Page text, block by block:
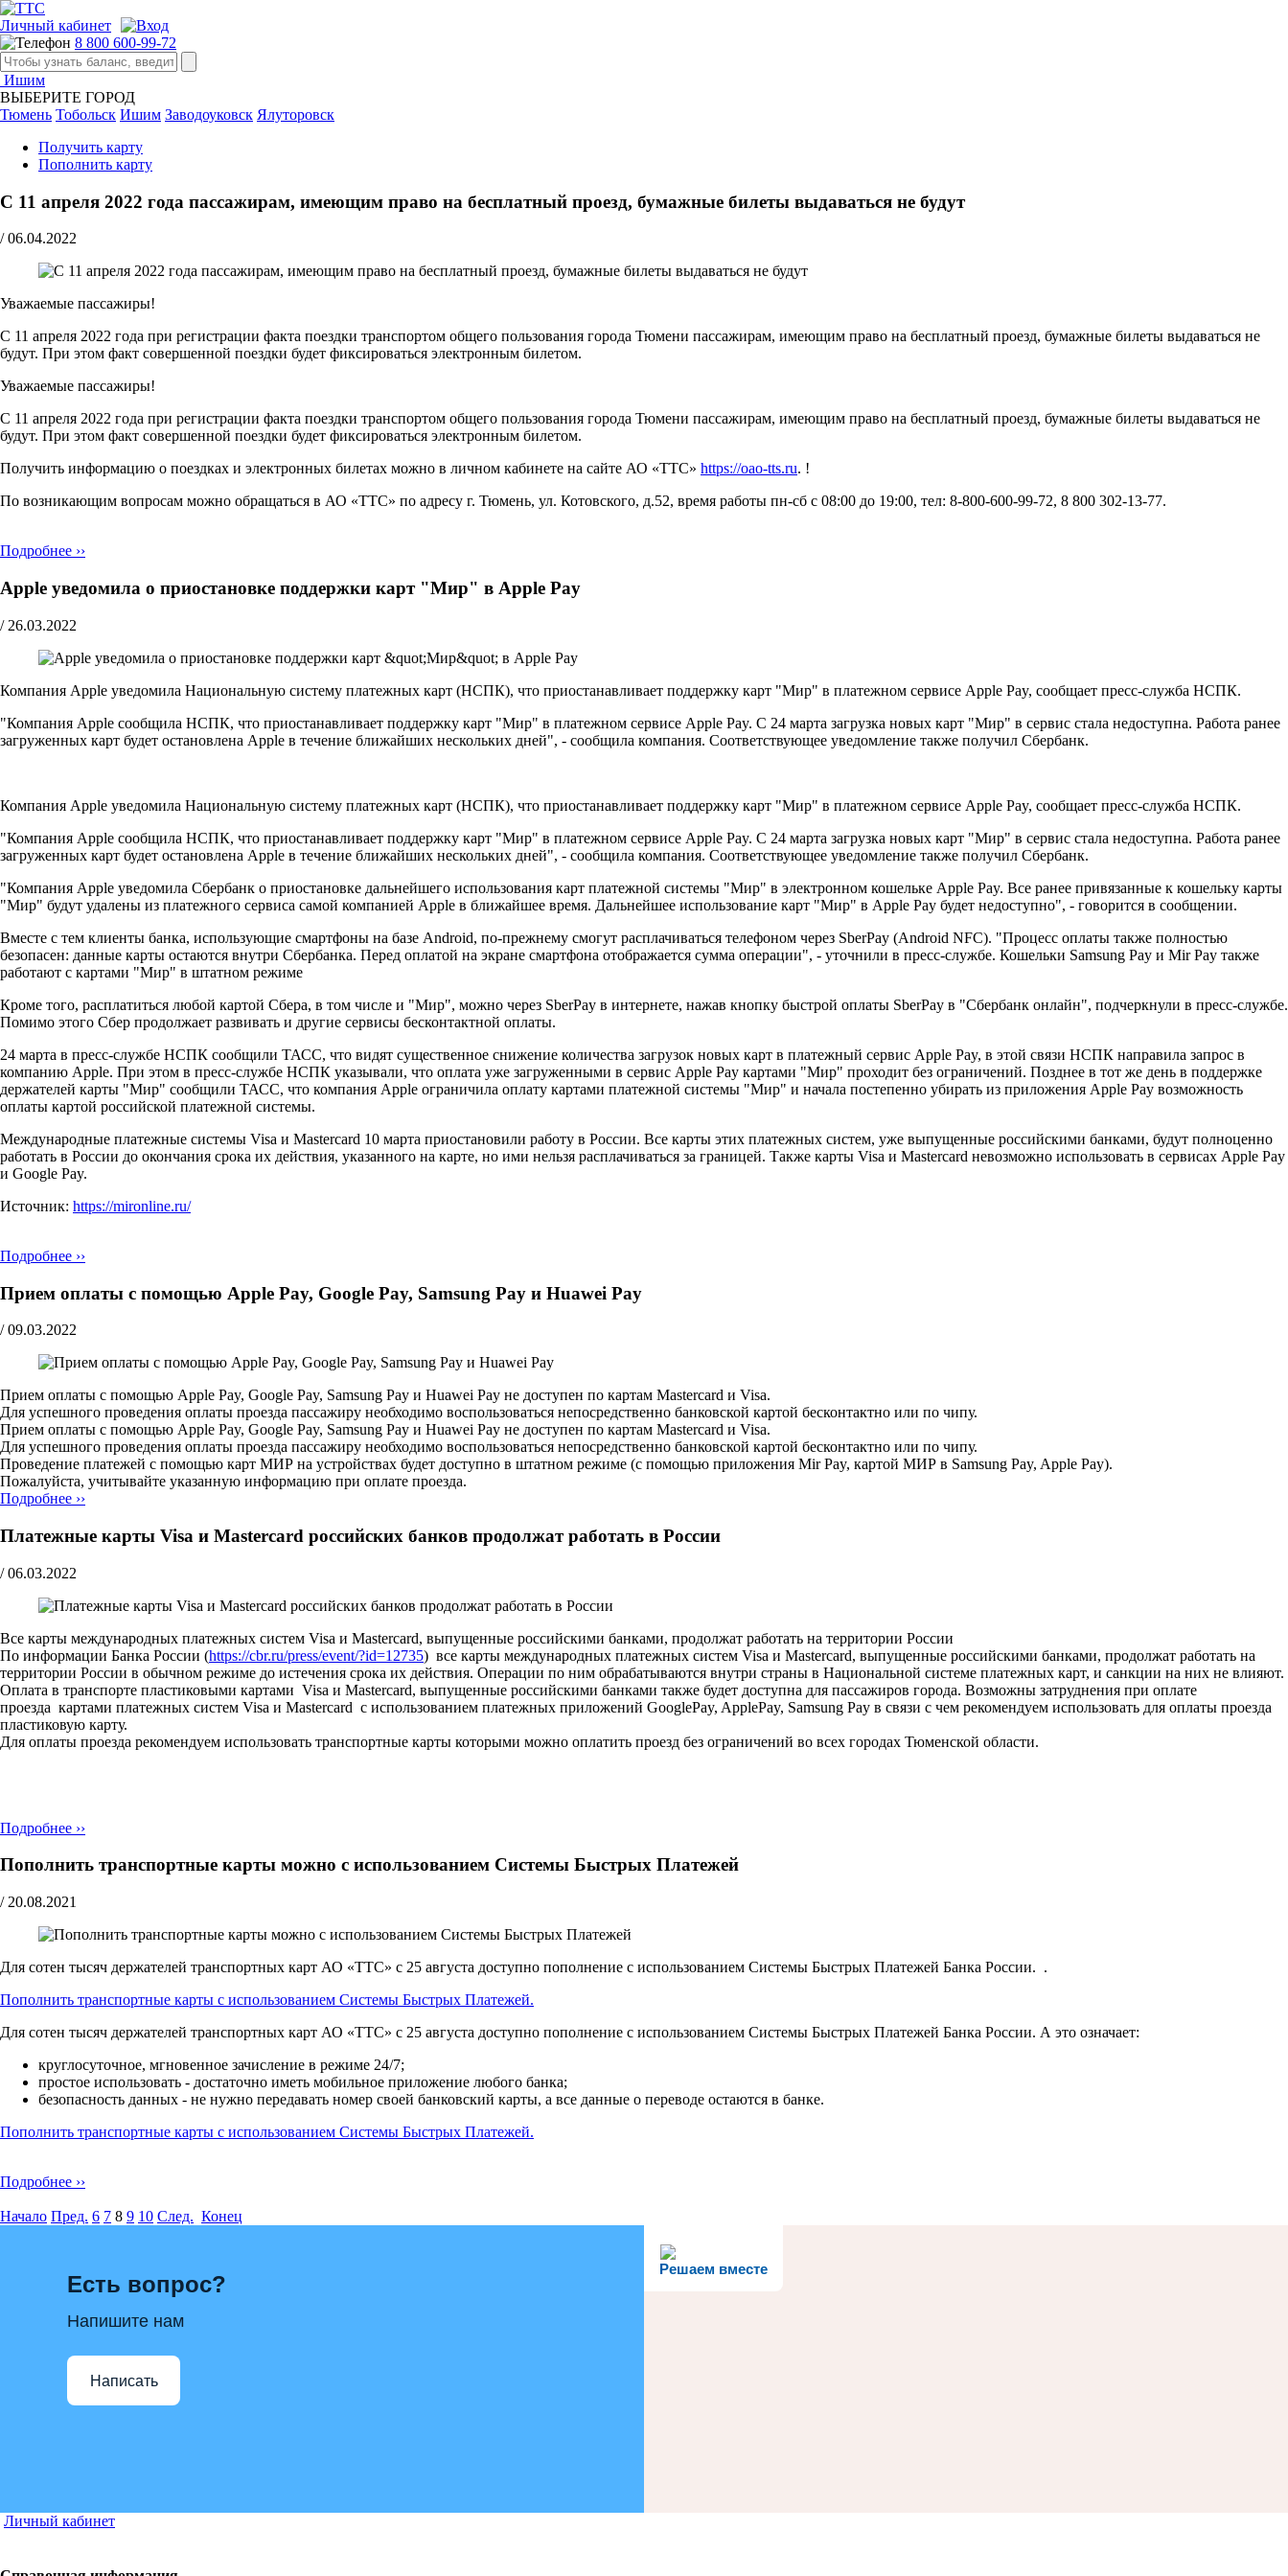
Личный кабинет
8 800 600-99-72
Ишим
ВЫБЕРИТЕ ГОРОД
Тюмень Тобольск Ишим Заводоуковск Ялуторовск
Получить карту
Пополнить карту
С 11 апреля 2022 года пассажирам, имеющим право на бесплатный проезд, бумажные билеты выдаваться не будут
/ 06.04.2022
Уважаемые пассажиры!
С 11 апреля 2022 года при регистрации факта поездки транспортом общего пользования города Тюмени пассажирам, имеющим право на бесплатный проезд, бумажные билеты выдаваться не
будут. При этом факт совершенной поездки будет фиксироваться электронным билетом.
Уважаемые пассажиры!
С 11 апреля 2022 года при регистрации факта поездки транспортом общего пользования города Тюмени пассажирам, имеющим право на бесплатный проезд, бумажные билеты выдаваться не
будут. При этом факт совершенной поездки будет фиксироваться электронным билетом.
Получить информацию о поездках и электронных билетах можно в личном кабинете на сайте АО «ТТС» https://oao-tts.ru. !
По возникающим вопросам можно обращаться в АО «ТТС» по адресу г. Тюмень, ул. Котовского, д.52, время работы пн-сб с 08:00 до 19:00, тел: 8-800-600-99-72, 8 800 302-13-77.
Подробнее ››
Apple уведомила о приостановке поддержки карт "Мир" в Apple Pay
/ 26.03.2022
Компания Apple уведомила Национальную систему платежных карт (НСПК), что приостанавливает поддержку карт "Мир" в платежном сервисе Apple Pay, сообщает пресс-служба НСПК.
"Компания Apple сообщила НСПК, что приостанавливает поддержку карт "Мир" в платежном сервисе Apple Pay. С 24 марта загрузка новых карт "Мир" в сервис стала недоступна. Работа ранее
загруженных карт будет остановлена Apple в течение ближайших нескольких дней", - сообщила компания. Соответствующее уведомление также получил Сбербанк.
Компания Apple уведомила Национальную систему платежных карт (НСПК), что приостанавливает поддержку карт "Мир" в платежном сервисе Apple Pay, сообщает пресс-служба НСПК.
"Компания Apple сообщила НСПК, что приостанавливает поддержку карт "Мир" в платежном сервисе Apple Pay. С 24 марта загрузка новых карт "Мир" в сервис стала недоступна. Работа ранее
загруженных карт будет остановлена Apple в течение ближайших нескольких дней", - сообщила компания. Соответствующее уведомление также получил Сбербанк.
"Компания Apple уведомила Сбербанк о приостановке дальнейшего использования карт платежной системы "Мир" в электронном кошельке Apple Pay. Все ранее привязанные к кошельку карты
"Мир" будут удалены из платежного сервиса самой компанией Apple в ближайшее время. Дальнейшее использование карт "Мир" в Apple Pay будет недоступно", - говорится в сообщении.
Вместе с тем клиенты банка, использующие смартфоны на базе Android, по-прежнему смогут расплачиваться телефоном через SberPay (Android NFC). "Процесс оплаты также полностью
безопасен: данные карты остаются внутри Сбербанка. Перед оплатой на экране смартфона отображается сумма операции", - уточнили в пресс-службе. Кошельки Samsung Pay и Mir Pay также
работают с картами "Мир" в штатном режиме
Кроме того, расплатиться любой картой Сбера, в том числе и "Мир", можно через SberPay в интернете, нажав кнопку быстрой оплаты SberPay в "Сбербанк онлайн", подчеркнули в пресс-службе.
Помимо этого Сбер продолжает развивать и другие сервисы бесконтактной оплаты.
24 марта в пресс-службе НСПК сообщили ТАСС, что видят существенное снижение количества загрузок новых карт в платежный сервис Apple Pay, в этой связи НСПК направила запрос в
компанию Apple. При этом в пресс-службе НСПК указывали, что оплата уже загруженными в сервис Apple Pay картами "Мир" проходит без ограничений. Позднее в тот же день в поддержке
держателей карты "Мир" сообщили ТАСС, что компания Apple ограничила оплату картами платежной системы "Мир" и начала постепенно убирать из приложения Apple Pay возможность
оплаты картой российской платежной системы.
Международные платежные системы Visa и Mastercard 10 марта приостановили работу в России. Все карты этих платежных систем, уже выпущенные российскими банками, будут полноценно
работать в России до окончания срока их действия, указанного на карте, но ими нельзя расплачиваться за границей. Также карты Visa и Mastercard невозможно использовать в сервисах Apple Pay
и Google Pay.
Источник: https://mironline.ru/
Подробнее ››
Прием оплаты с помощью Apple Pay, Google Pay, Samsung Pay и Huawei Pay
/ 09.03.2022
Прием оплаты с помощью Apple Pay, Google Pay, Samsung Pay и Huawei Pay не доступен по картам Mastercard и Visa.
Для успешного проведения оплаты проезда пассажиру необходимо воспользоваться непосредственно банковской картой бесконтактно или по чипу.
Прием оплаты с помощью Apple Pay, Google Pay, Samsung Pay и Huawei Pay не доступен по картам Mastercard и Visa.
Для успешного проведения оплаты проезда пассажиру необходимо воспользоваться непосредственно банковской картой бесконтактно или по чипу.
Проведение платежей с помощью карт МИР на устройствах будет доступно в штатном режиме (с помощью приложения Mir Pay, картой МИР в Samsung Pay, Apple Pay).
Пожалуйста, учитывайте указанную информацию при оплате проезда.
Подробнее ››
Платежные карты Visa и Mastercard российских банков продолжат работать в России
/ 06.03.2022
Все карты международных платежных систем Visa и Mastercard, выпущенные российскими банками, продолжат работать на территории России
По информации Банка России (https://cbr.ru/press/event/?id=12735) все карты международных платежных систем Visa и Mastercard, выпущенные российскими банками, продолжат работать на
территории России в обычном режиме до истечения срока их действия. Операции по ним обрабатываются внутри страны в Национальной системе платежных карт, и санкции на них не влияют.
Оплата в транспорте пластиковыми картами Visa и Mastercard, выпущенные российскими банками также будет доступна для пассажиров города. Возможны затруднения при оплате
проезда картами платежных систем Visa и Mastercard с использованием платежных приложений GooglePay, ApplePay, Samsung Pay в связи с чем рекомендуем использовать для оплаты проезда
пластиковую карту.
Для оплаты проезда рекомендуем использовать транспортные карты которыми можно оплатить проезд без ограничений во всех городах Тюменской области.
Подробнее ››
Пополнить транспортные карты можно с использованием Системы Быстрых Платежей
/ 20.08.2021
Для сотен тысяч держателей транспортных карт АО «ТТС» с 25 августа доступно пополнение с использованием Системы Быстрых Платежей Банка России. .
Пополнить транспортные карты с использованием Системы Быстрых Платежей.
Для сотен тысяч держателей транспортных карт АО «ТТС» с 25 августа доступно пополнение с использованием Системы Быстрых Платежей Банка России. А это означает:
круглосуточное, мгновенное зачисление в режиме 24/7;
простое использовать - достаточно иметь мобильное приложение любого банка;
безопасноcть данных - не нужно передавать номер своей банковский карты, а все данные о переводе остаются в банке.
Пополнить транспортные карты с использованием Системы Быстрых Платежей.
Подробнее ››
Начало Пред. 6 7 8 9 10 След. Конец
Решаем вместе
Есть вопрос?
Напишите нам
Написать
Личный кабинет